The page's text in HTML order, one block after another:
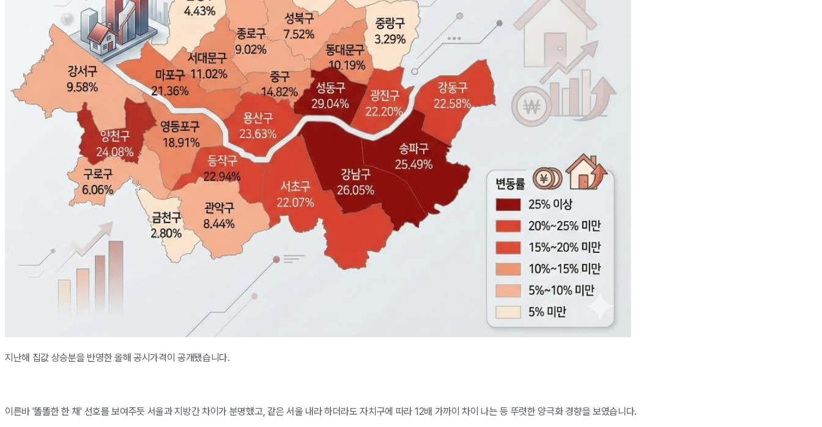
지난해 집값 상승분을 반영한 올해 공시가격이 공개됐습니다.
이른바 '똘똘한 한 채' 선호를 보여주듯 서울과 지방간 차이가 분명했고, 같은 서울 내라 하더라도 자치구에 따라 12배 가까이 차이 나는 등 뚜렷한 양극화 경향을 보였습니다.